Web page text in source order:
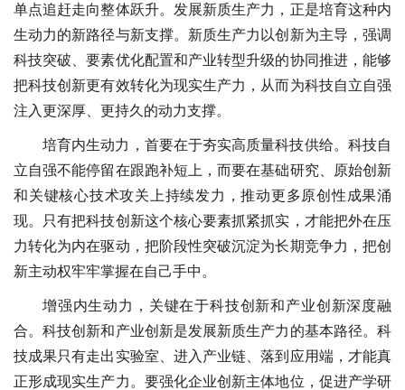
单点追赶走向整体跃升。发展新质生产力，正是培育这种内
生动力的新路径与新支撑。新质生产力以创新为主导，强调
科技突破、要素优化配置和产业转型升级的协同推进，能够
把科技创新更有效转化为现实生产力，从而为科技自立自强
注入更深厚、更持久的动力支撑。
培育内生动力，首要在于夯实高质量科技供给。科技自
立自强不能停留在跟跑补短上，而要在基础研究、原始创新
和关键核心技术攻关上持续发力，推动更多原创性成果涌
现。只有把科技创新这个核心要素抓紧抓实，才能把外在压
力转化为内在驱动，把阶段性突破沉淀为长期竞争力，把创
新主动权牢牢掌握在自己手中。
增强内生动力，关键在于科技创新和产业创新深度融
合。科技创新和产业创新是发展新质生产力的基本路径。科
技成果只有走出实验室、进入产业链、落到应用端，才能真
正形成现实生产力。要强化企业创新主体地位，促进产学研